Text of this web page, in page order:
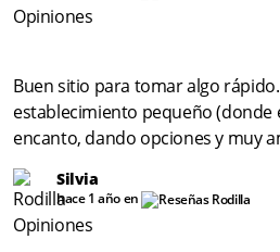
Buen sitio para tomar algo
establecimiento pequeño (donde
encanto, dando opciones y muy
Silvia
hace 1 año en